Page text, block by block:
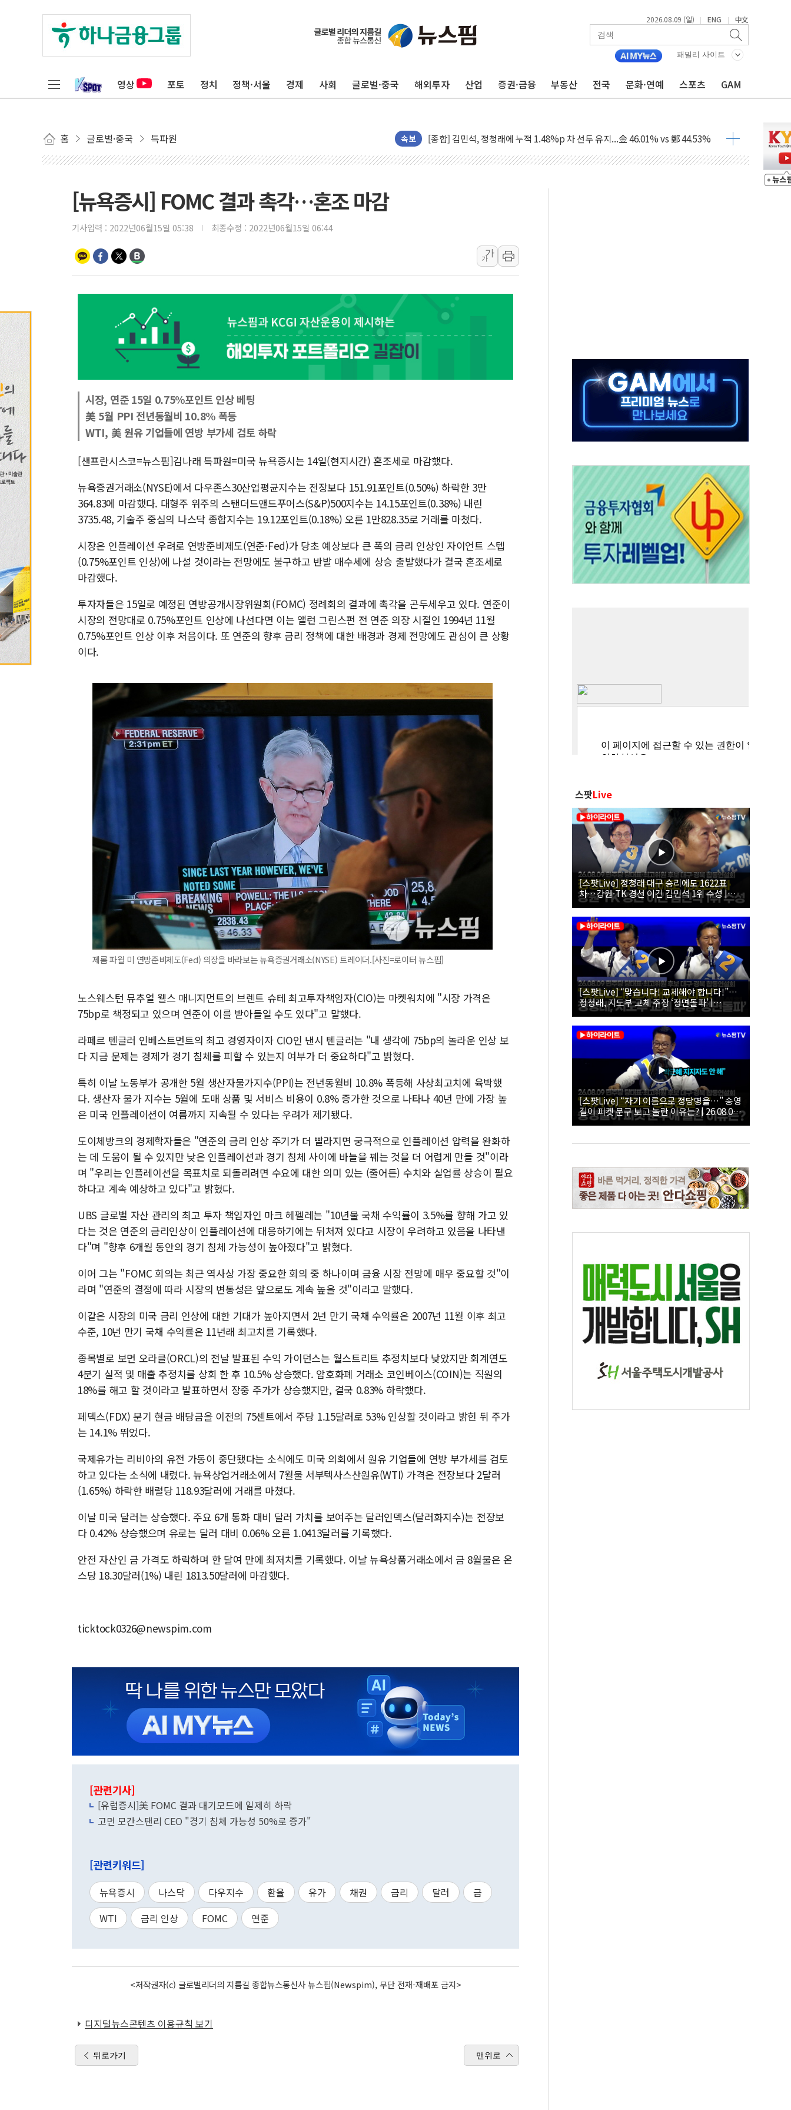
2026.08.09 (일) | ENG | 中文
패밀리 사이트
영상 포토 정치 정책·서울 경제 사회 글로벌·중국 해외투자 산업 증권·금융 부동산 전국 문화·연예 스포츠 GAM
홈 글로벌·중국 특파원 속보
평택 진위면 공장서 질식사고 발생…작업자 1명 숨져
포항 블루밸리 국가산단에 '철강 AI융합실증센터' 들어선다
[종합] 김민석, 정청래에 누적 1.48%p 차 선두 유지...金 46.01% vs 鄭 44.53%
민주당 경북도당위원장에 오중기 당선...합산득표율 68.63%
김민석, 강원·대구·경북 경선서 정청래에 승리…金 48.54% vs 鄭 44.40%
[속보] 민주, 대구 경선 결과 발표...정청래 47.82% 김민석 46.35% 송영길 5.83%
[속보] 민주, 강원 경선 결과 발표...김민석 50.30% 정청래 41.94% 송영길 7.76%
정재헌 CEO, SKT 장기고객 400명 맞이…"마음 잇는 시간 되길"
최태원, 노소영에 9440억 지급 확정되나…재상고 앞두고 막판 셈법
하나금융, 명동 소상공인에 '행복상자' 전달
인천시 광복절 현수막 '태극기 거꾸로' 논란…이틀만에 철거
홈플러스發 대형마트 판매, 역대 최대폭 감소한 9.4%↓…유통업계 양극화 심화
윤준병·이해민 의원, '정부 특사'로 콜롬비아 대통령 취임식 참석
'호우·산사태 주의보' 울진 시간당 30mm 강한 비...호우 피해 없어
여야, 황희 '버스 하우스' 공방…野 "청년 우롱 기괴" vs 與 "송구한 해프닝"
[뉴욕증시] FOMC 결과 촉각…혼조 마감
기사입력 : 2022년06월15일 05:38 최종수정 : 2022년06월15일 06:44
가
가
시장, 연준 15일 0.75%포인트 인상 베팅
美 5월 PPI 전년동월비 10.8% 폭등
WTI, 美 원유 기업들에 연방 부가세 검토 하락
[샌프란시스코=뉴스핌]김나래 특파원=미국 뉴욕증시는 14일(현지시간) 혼조세로 마감했다.
뉴욕증권거래소(NYSE)에서 다우존스30산업평균지수는 전장보다 151.91포인트(0.50%) 하락한 3만
364.83에 마감했다. 대형주 위주의 스탠더드앤드푸어스(S&P)500지수는 14.15포인트(0.38%) 내린
3735.48, 기술주 중심의 나스닥 종합지수는 19.12포인트(0.18%) 오른 1만828.35로 거래를 마쳤다.
시장은 인플레이션 우려로 연방준비제도(연준·Fed)가 당초 예상보다 큰 폭의 금리 인상인 자이언트 스텝
(0.75%포인트 인상)에 나설 것이라는 전망에도 불구하고 반발 매수세에 상승 출발했다가 결국 혼조세로
마감했다.
투자자들은 15일로 예정된 연방공개시장위원회(FOMC) 정례회의 결과에 촉각을 곤두세우고 있다. 연준이
시장의 전망대로 0.75%포인트 인상에 나선다면 이는 앨런 그린스펀 전 연준 의장 시절인 1994년 11월
0.75%포인트 인상 이후 처음이다. 또 연준의 향후 금리 정책에 대한 배경과 경제 전망에도 관심이 큰 상황
이다.
제롬 파월 미 연방준비제도(Fed) 의장을 바라보는 뉴욕증권거래소(NYSE) 트레이더.[사진=로이터 뉴스핌]
노스웨스턴 뮤추얼 웰스 매니지먼트의 브렌트 슈테 최고투자책임자(CIO)는 마켓워치에 "시장 가격은
75bp로 책정되고 있으며 연준이 이를 받아들일 수도 있다"고 말했다.
라페르 텐글러 인베스트먼트의 최고 경영자이자 CIO인 낸시 텐글러는 "내 생각에 75bp의 놀라운 인상 보
다 지금 문제는 경제가 경기 침체를 피할 수 있는지 여부가 더 중요하다"고 밝혔다.
특히 이날 노동부가 공개한 5월 생산자물가지수(PPI)는 전년동월비 10.8% 폭등해 사상최고치에 육박했
다. 생산자 물가 지수는 5월에 도매 상품 및 서비스 비용이 0.8% 증가한 것으로 나타나 40년 만에 가장 높
은 미국 인플레이션이 여름까지 지속될 수 있다는 우려가 제기됐다.
도이체방크의 경제학자들은 "연준의 금리 인상 주기가 더 빨라지면 궁극적으로 인플레이션 압력을 완화하
는 데 도움이 될 수 있지만 낮은 인플레이션과 경기 침체 사이에 바늘을 꿰는 것을 더 어렵게 만들 것"이라
며 "우리는 인플레이션을 목표치로 되돌리려면 수요에 대한 의미 있는 (줄어든) 수치와 실업률 상승이 필요
하다고 계속 예상하고 있다"고 밝혔다.
UBS 글로벌 자산 관리의 최고 투자 책임자인 마크 헤펠레는 "10년물 국채 수익률이 3.5%를 향해 가고 있
다는 것은 연준의 금리인상이 인플레이션에 대응하기에는 뒤처져 있다고 시장이 우려하고 있음을 나타낸
다"며 "향후 6개월 동안의 경기 침체 가능성이 높아졌다"고 밝혔다.
이어 그는 "FOMC 회의는 최근 역사상 가장 중요한 회의 중 하나이며 금융 시장 전망에 매우 중요할 것"이
라며 "연준의 결정에 따라 시장의 변동성은 앞으로도 계속 높을 것"이라고 말했다.
이같은 시장의 미국 금리 인상에 대한 기대가 높아지면서 2년 만기 국채 수익률은 2007년 11월 이후 최고
수준, 10년 만기 국채 수익률은 11년래 최고치를 기록했다.
종목별로 보면 오라클(ORCL)의 전날 발표된 수익 가이던스는 월스트리트 추정치보다 낮았지만 회계연도
4분기 실적 및 매출 추정치를 상회 한 후 10.5% 상승했다. 암호화폐 거래소 코인베이스(COIN)는 직원의
18%를 해고 할 것이라고 발표하면서 장중 주가가 상승했지만, 결국 0.83% 하락했다.
페덱스(FDX) 분기 현금 배당금을 이전의 75센트에서 주당 1.15달러로 53% 인상할 것이라고 밝힌 뒤 주가
는 14.1% 뛰었다.
국제유가는 리비아의 유전 가동이 중단됐다는 소식에도 미국 의회에서 원유 기업들에 연방 부가세를 검토
하고 있다는 소식에 내렸다. 뉴욕상업거래소에서 7월물 서부텍사스산원유(WTI) 가격은 전장보다 2달러
(1.65%) 하락한 배럴당 118.93달러에 거래를 마쳤다.
이날 미국 달러는 상승했다. 주요 6개 통화 대비 달러 가치를 보여주는 달러인덱스(달러화지수)는 전장보
다 0.42% 상승했으며 유로는 달러 대비 0.06% 오른 1.0413달러를 기록했다.
안전 자산인 금 가격도 하락하며 한 달여 만에 최저치를 기록했다. 이날 뉴욕상품거래소에서 금 8월물은 온
스당 18.30달러(1%) 내린 1813.50달러에 마감했다.
ticktock0326@newspim.com
[관련기사]
[유럽증시]美 FOMC 결과 대기모드에 일제히 하락
고먼 모간스탠리 CEO "경기 침체 가능성 50%로 증가"
[관련키워드]
뉴욕증시 나스닥 다우지수 환율 유가 채권 금리 달러
금
WTI
금리 인상 FOMC 연준
<저작권자(c) 글로벌리더의 지름길 종합뉴스통신사 뉴스핌(Newspim), 무단 전재-재배포 금지>
디지털뉴스콘텐츠 이용규칙 보기
뒤로가기 맨위로
스팟Live
[스팟Live] 정청래 대구 승리에도 1622표
차…강원·TK 경선 이긴 김민석 1위 수성 |
26.08.09 더불어민주당 당대표·최고위원 후
보 대구·경북 합동연설회
[스팟Live] “맞습니다! 교체해야 합니다!”…
정청래, 지도부 교체 주장 ‘정면돌파’ |
26.08.09 더불어민주당 당대표·최고위원 후
보 대구·경북 합동연설회
[스팟Live] “자기 이름으로 정당명을…” 송영
길이 피켓 문구 보고 놀란 이유는? | 26.08.09
더불어민주당 당대표·최고위원 후보 대구·경